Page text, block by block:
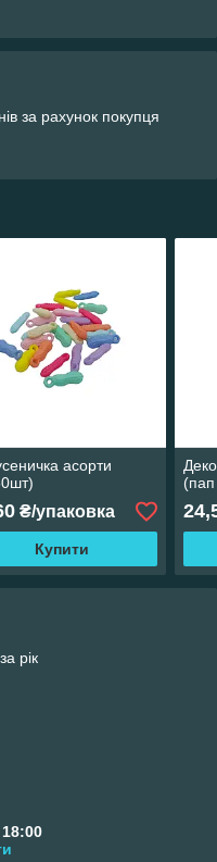
за рахунок покупця
асорти
₴/упаковка
Купити
рік